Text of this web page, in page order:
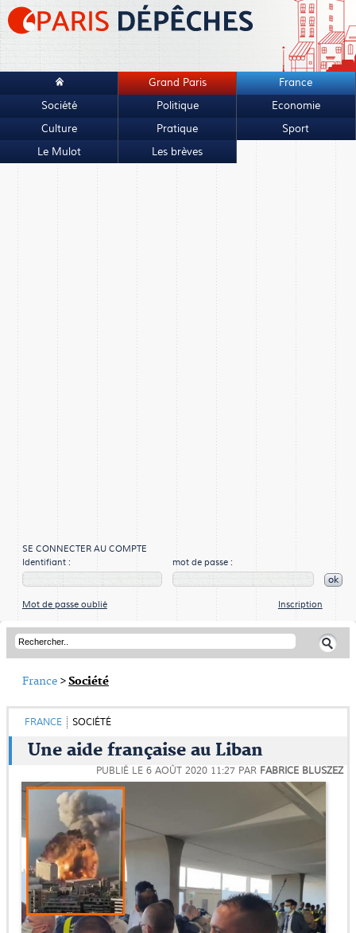
Grand Paris
France
Société
Politique
Economie
Culture
Pratique
Sport
Le Mulot
Les brèves
SE CONNECTER AU COMPTE
Identifiant :
mot de passe :
ok
Mot de passe oublié Inscription
France >Société
FRANCE SOCIÉTÉ
Une aide française au Liban
PUBLIÉ LE 6 AOÛT 2020 11:27 PAR FABRICE BLUSZEZ